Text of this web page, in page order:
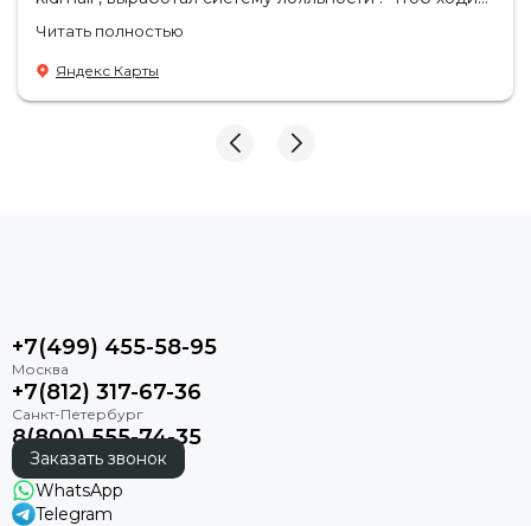
Читать полностью
Яндекс Карты
+7(499) 455-58-95
+7(812) 317-67-36
8(800) 555-74-35
Заказать звонок
WhatsApp
Telegram